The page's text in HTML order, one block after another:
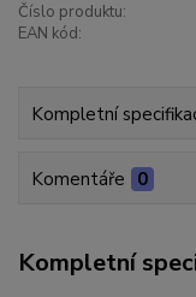
Číslo produktu:
EAN kód:
Kompletní
Komentáře 0
Kompletní